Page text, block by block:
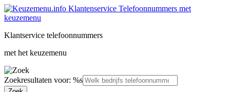
Klantservice telefoonnummers
met het keuzemenu
Zoekresultaten voor: %s